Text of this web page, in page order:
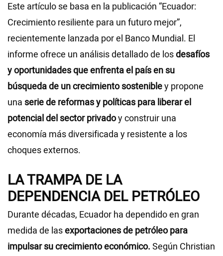
Este artículo se basa en la publicación “Ecuador:
Crecimiento resiliente para un futuro mejor”,
recientemente lanzada por el Banco Mundial. El
informe ofrece un análisis detallado de losdesafíos
y oportunidades que enfrenta el país en su
búsqueda de un crecimiento sostenibley propone
una serie de reformas y políticas para liberar el
potencial del sector privadoy construir una
economía más diversificada y resistente a los
choques externos.
LA TRAMPA DE LA
DEPENDENCIA DEL PETRÓLEO
Durante décadas, Ecuador ha dependido en gran
medida de lasexportaciones de petróleo para
impulsar su crecimiento económico. Según Christian